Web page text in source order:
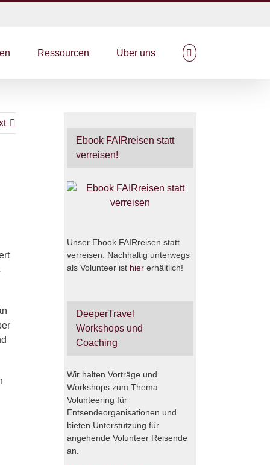
Ressourcen Über uns
Ebook FAIRreisen statt
verreisen!
Unser Ebook FAIRreisen statt
verreisen. Nachhaltig unterwegs
als Volunteer ist hier erhältlich!
DeeperTravel
Workshops und
Coaching
Wir halten Vorträge und
Workshops zum Thema
Volunteering für
Entsendeorganisationen und
bieten Unterstützung für
angehende Volunteer Reisende
an.